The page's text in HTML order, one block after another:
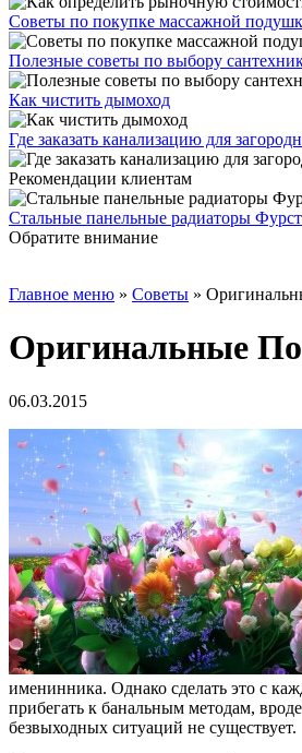
Советы по покупке массажной
Полезные советы по выбору
Как чистить дымоход
Где заказать канализацию для
Рекомендации клиентам
Стальные панельные радиаторы Фурст
Обратите внимание
Главное меню » Советы »
Оригинальные
06.03.2015
именинника. Однако сделать это с
прибегать к банальным методам,
безвыходных ситуаций не существует.